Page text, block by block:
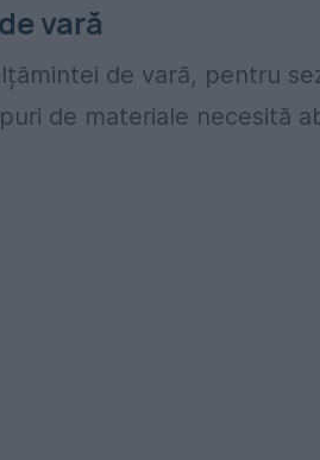
vară
de vară, pentru
de materiale necesită